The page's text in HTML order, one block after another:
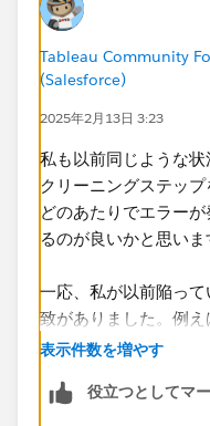
Tableau Community
(Salesforce)
2025年2月13日 3:23
私も以前同じような状
クリーニングステップ
どのあたりでエラー
るのが良いかと思いま
一応、私が以前陥っ
致がありました。例
で、売上＝数値・カテ
表示件数を増やす
役立つとしてマ